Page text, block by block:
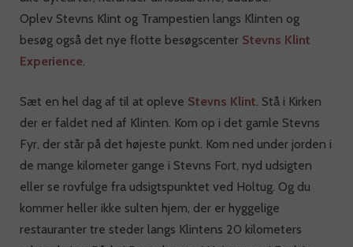
Oplev Stevns Klint og Trampestien langs Klinten og
besøg også det nye flotte besøgscenter Stevns Klint
Experience.
Sæt en hel dag af til at opleve Stevns Klint. Stå i Kirken
der er faldet ned af Klinten. Kom op i det gamle Stevns
Fyr, der står på det højeste punkt. Kom ned under jorden i
de mange kilometer gange i Stevns Fort, nyd udsigten
eller se rovfulge fra udsigtspunktet ved Holtug. Og du
kommer heller ikke sulten hjem, der er hyggelige
restauranter tre steder langs Klintens 20 kilometers